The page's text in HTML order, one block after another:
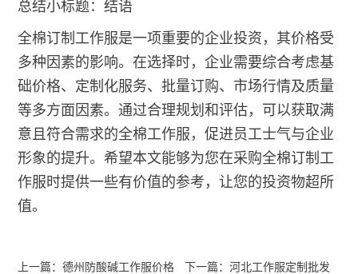
总结小标题：结语
全棉订制工作服是一项重要的企业投资，其价格受
多种因素的影响。在选择时，企业需要综合考虑基
础价格、定制化服务、批量订购、市场行情及质量
等多方面因素。通过合理规划和评估，可以获取满
意且符合需求的全棉工作服，促进员工士气与企业
形象的提升。希望本文能够为您在采购全棉订制工
作服时提供一些有价值的参考，让您的投资物超所
值。
上一篇：德州防酸碱工作服价格
下一篇：河北工作服定制批发